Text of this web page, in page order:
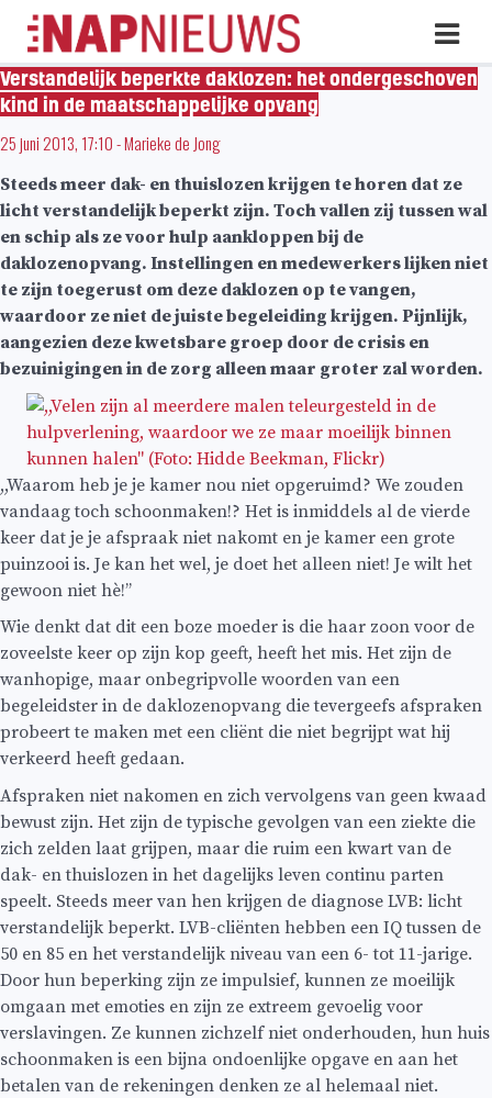
Skip
naar
inhoud
Verstandelijk beperkte daklozen: het ondergeschoven
kind in de maatschappelijke opvang
25 juni 2013, 17:10-Marieke de Jong
Steeds meer dak- en thuislozen krijgen te horen dat ze
licht verstandelijk beperkt zijn. Toch vallen zij tussen wal
en schip als ze voor hulp aankloppen bij de
daklozenopvang. Instellingen en medewerkers lijken niet
te zijn toegerust om deze daklozen op te vangen,
waardoor ze niet de juiste begeleiding krijgen. Pijnlijk,
aangezien deze kwetsbare groep door de crisis en
bezuinigingen in de zorg alleen maar groter zal worden.
,,Waarom heb je je kamer nou niet opgeruimd? We zouden
vandaag toch schoonmaken!? Het is inmiddels al de vierde
keer dat je je afspraak niet nakomt en je kamer een grote
puinzooi is. Je kan het wel, je doet het alleen niet! Je wilt het
gewoon niet hè!’’
Wie denkt dat dit een boze moeder is die haar zoon voor de
zoveelste keer op zijn kop geeft, heeft het mis. Het zijn de
wanhopige, maar onbegripvolle woorden van een
begeleidster in de daklozenopvang die tevergeefs afspraken
probeert te maken met een cliënt die niet begrijpt wat hij
verkeerd heeft gedaan.
Afspraken niet nakomen en zich vervolgens van geen kwaad
bewust zijn. Het zijn de typische gevolgen van een ziekte die
zich zelden laat grijpen, maar die ruim een kwart van de
dak- en thuislozen in het dagelijks leven continu parten
speelt. Steeds meer van hen krijgen de diagnose LVB: licht
verstandelijk beperkt. LVB-cliënten hebben een IQ tussen de
50 en 85 en het verstandelijk niveau van een 6- tot 11-jarige.
Door hun beperking zijn ze impulsief, kunnen ze moeilijk
omgaan met emoties en zijn ze extreem gevoelig voor
verslavingen. Ze kunnen zichzelf niet onderhouden, hun huis
schoonmaken is een bijna ondoenlijke opgave en aan het
betalen van de rekeningen denken ze al helemaal niet.